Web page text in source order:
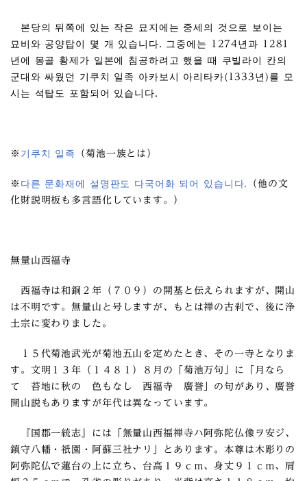
본당의 뒤쪽에 있는 작은 묘지에는 중세의 것으로 보이는
묘비와 공양탑이 몇 개 있습니다. 그중에는 1274년과 1281
년에 몽골 황제가 일본에 침공하려고 했을 때 쿠빌라이 칸의
군대와 싸웠던 기쿠치 일족 아카보시 아리타카(1333년)를 모
시는 석탑도 포함되어 있습니다.
※ 기쿠치 일족 （菊池一族とは）
※ 다른 문화재에 설명판도 다국어화 되어 있습니다.
（他の文
化財説明板も多言語化しています。）
無量山西福寺
西福寺は和銅２年（７０９）の開基と伝えられますが、開山
は不明です。無量山と号しますが、もとは禅の古刹で、後に浄
土宗に変わりました。
１５代菊池武光が菊池五山を定めたとき、その一寺となりま
す。文明１３年（１４８１）８月の「菊池万句」に「月なら
て 苔地に秋の 色もなし 西福寺 廣誉」の句があり、廣誉
開山説もありますが年代は異なっています。
『国郡一統志』には「無量山西福禅寺ハ阿弥陀仏像ヲ安ジ、
鎮守八幡・祇園・阿蘇三社ナリ」とあります。本尊は木彫りの
阿弥陀仏で蓮台の上に立ち、台高１９ｃｍ、身丈９１ｃｍ、肩